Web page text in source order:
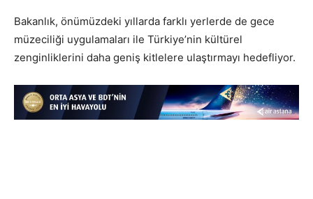
Bakanlık, önümüzdeki yıllarda farklı yerlerde de gece
müzeciliği uygulamaları ile Türkiye’nin kültürel
zenginliklerini daha geniş kitlelere ulaştırmayı hedefliyor.